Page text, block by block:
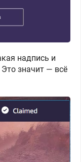
надпись и
Это значит — всё